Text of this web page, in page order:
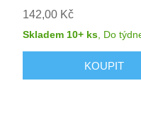
142,00 Kč
Skladem 10+ ks, Do